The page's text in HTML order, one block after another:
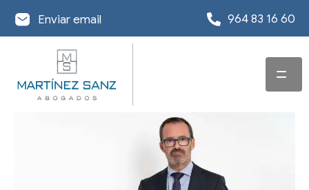
Enviar email 964 83 16 60
SERVICIOS
ABOGADO EN
EQUIPO